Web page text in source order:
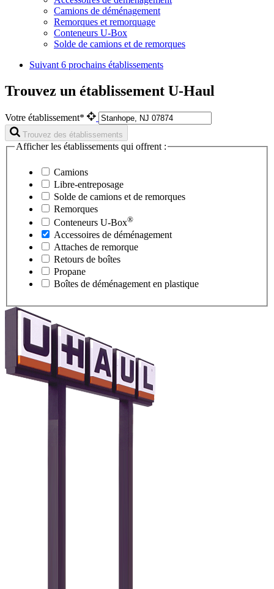
Camions de déménagement
Remorques et remorquage
Conteneurs U-Box
Solde de camions et de remorques
Suivant 6 prochains établissements
Trouvez un établissement U-Haul
Votre établissement*
Trouvez des établissements
Afficher les établissements qui offrent :
Camions
Libre-entreposage
Solde de camions et de remorques
Remorques
Conteneurs U-Box®
Accessoires de déménagement
Attaches de remorque
Retours de boîtes
Propane
Boîtes de déménagement en plastique